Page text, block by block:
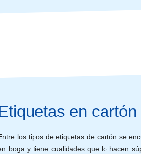
en
los tipos de etiquetas de cartón se
boga y tiene cualidades que lo hacen